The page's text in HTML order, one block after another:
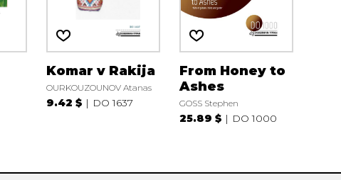
Komar v Rakija
OURKOUZOUNOV Atanas
9.42 $ DO 1637
From Honey to
Ashes
GOSS Stephen
25.89 $ DO 1000